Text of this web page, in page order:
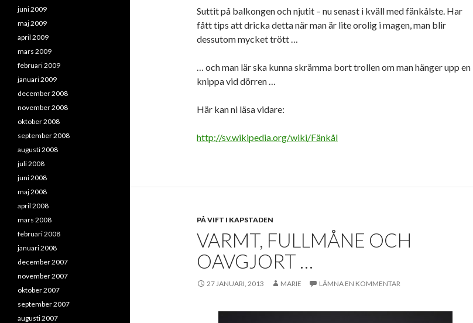
Suttit på balkongen och njutit – nu senast i kväll med fänkålste. Har
fått tips att dricka detta när man är lite orolig i magen, man blir
dessutom mycket trött …
… och man lär ska kunna skrämma bort trollen om man hänger upp en
knippa vid dörren …
Här kan ni läsa vidare:
http://sv.wikipedia.org/wiki/Fänkål
PÅ VIFT I KAPSTADEN
VARMT, FULLMÅNE OCH
OAVGJORT …
27 JANUARI, 2013 MARIE LÄMNA EN KOMMENTAR
juni 2009
maj 2009
april 2009
mars 2009
februari 2009
januari 2009
december 2008
november 2008
oktober 2008
september 2008
augusti 2008
juli 2008
juni 2008
maj 2008
april 2008
mars 2008
februari 2008
januari 2008
december 2007
november 2007
oktober 2007
september 2007
augusti 2007